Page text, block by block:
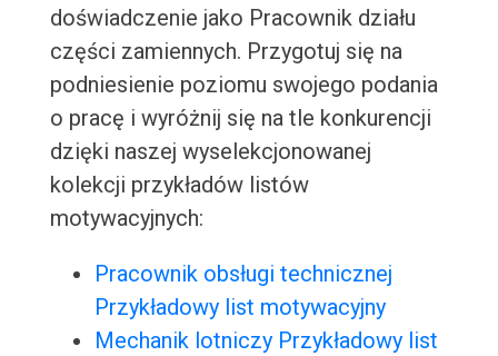
doświadczenie jako Pracownik działu
części zamiennych. Przygotuj się na
podniesienie poziomu swojego podania
o pracę i wyróżnij się na tle konkurencji
dzięki naszej wyselekcjonowanej
kolekcji przykładów listów
motywacyjnych:
Pracownik obsługi technicznej
Przykładowy list motywacyjny
Mechanik lotniczy Przykładowy list